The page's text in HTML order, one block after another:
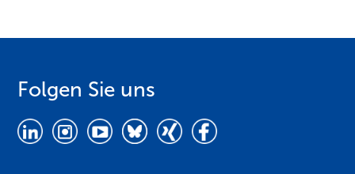
Folgen Sie uns